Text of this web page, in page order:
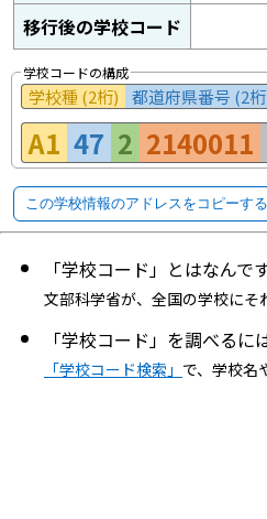
移行後の学校コード
学校コードの構成
学校種 (2桁) 都道府県番号 (2
A1 47 2 2140011
この学校情報のアドレスをコピーする
「学校コード」とはなんで
文部科学省が、全国の学校に
「学校コード」を調べる
「学校コード検索」 で、学校名